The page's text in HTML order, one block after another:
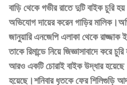
বাড়ি থেকে গভীর রাতে দুটি বাইক চুরি
অভিযোগ দায়ের করেন গাড়ির
জানুয়ারি এনজেপি এলাকা থেকে
তাকে রিমান্ডে নিয়ে জিজ্ঞাসাবাদে করে
আরও একটি চোরাই বাইক উদ্ধার
হয়েছে।শনিবার ধৃতকে ফের শিলিগুড়ি